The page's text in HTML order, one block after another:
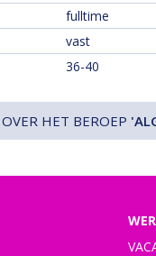
fulltime
vast
36-40
HET BEROEP